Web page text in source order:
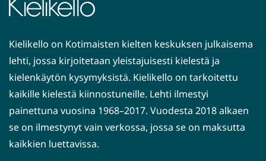
Kielikello on Kotimaisten kielten keskuksen julkaisema
lehti, jossa kirjoitetaan yleistajuisesti kielestä ja
kielenkäytön kysymyksistä. Kielikello on tarkoitettu
kaikille kielestä kiinnostuneille. Lehti ilmestyi
painettuna vuosina 1968–2017. Vuodesta 2018 alkaen
se on ilmestynyt vain verkossa, jossa se on maksutta
kaikkien luettavissa.